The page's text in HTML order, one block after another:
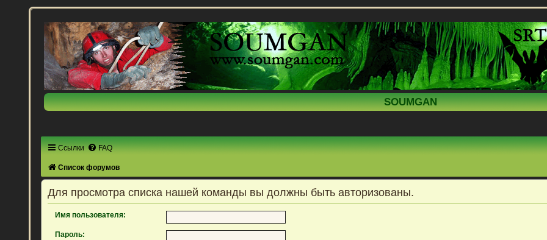
SOUMGAN
Ссылки FAQ
Список форумов
Для просмотра списка нашей команды вы должны быть авторизованы.
Имя пользователя:
Пароль: